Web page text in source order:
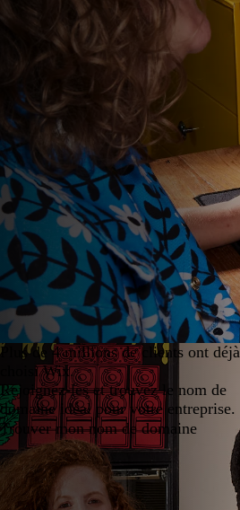
Plus de 4 millions de clients ont déjà
choisi Wix.
Rejoignez-les et trouvez le nom de
domaine idéal pour votre entreprise.
Trouver mon nom de domaine